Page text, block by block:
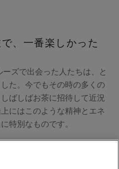
、一番楽しかった
ズで出会った人たちは、と
た。今でもその時の多くの
ばしばお茶に招待して近況
にはこのような精神とエネ
特別なものです。